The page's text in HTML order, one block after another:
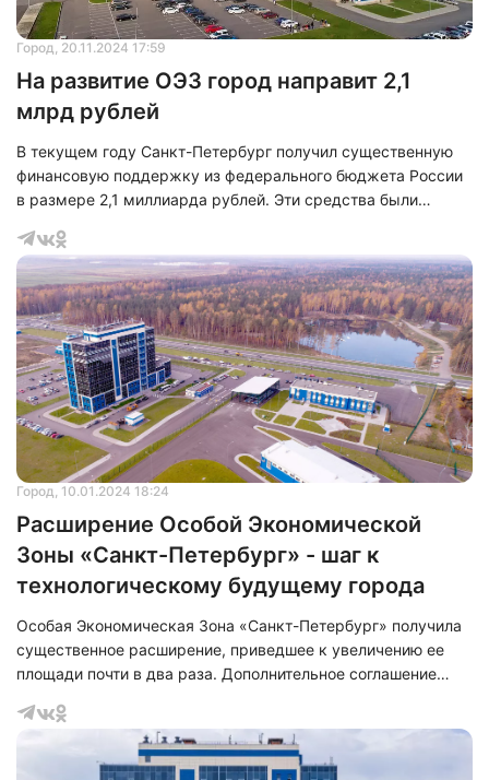
Город, 20.11.2024 17:59
На развитие ОЭЗ город направит 2,1
млрд рублей
В текущем году Санкт-Петербург получил существенную
финансовую поддержку из федерального бюджета России
в размере 2,1 миллиарда рублей. Эти средства были
развитие инфраструктуры особой экономической зоны
(ОЭЗ), действующей в городе. Эта сумма более чем в
шесть раз превосходит объем возмещения, полученного
Санкт-Петербургом в предыдущем году.
Город, 10.01.2024 18:24
Расширение Особой Экономической
Зоны «Санкт-Петербург» - шаг к
технологическому будущему города
Особая Экономическая Зона «Санкт-Петербург» получила
существенное расширение, приведшее к увеличению ее
площади почти в два раза. Дополнительное соглашение
Развития РФ закрепляет передачу городом права
предоставления аренды земельных участков в размере
337 га на срок существования ОЭЗ.
Нажимая на кнопку "Отправить" вы
соглашаетесь с
политикой конфиденциальности